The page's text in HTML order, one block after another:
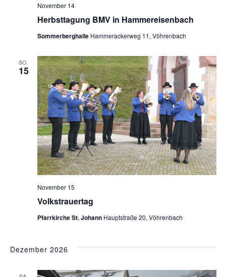
Herbsttagung BMV in Hammereisenbach
November 14
Sommerberghalle Hammerackerweg 11, Vöhrenbach
SO.
15
Volkstrauertag
November 15
Pfarrkirche St. Johann Hauptstraße 20, Vöhrenbach
Dezember 2026